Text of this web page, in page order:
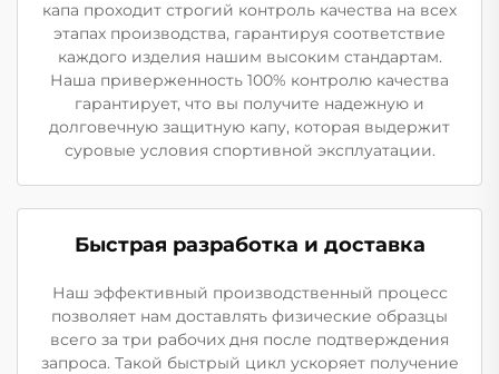
капа проходит строгий контроль качества на всех
этапах производства, гарантируя соответствие
каждого изделия нашим высоким стандартам.
Наша приверженность 100% контролю качества
гарантирует, что вы получите надежную и
долговечную защитную капу, которая выдержит
суровые условия спортивной эксплуатации.
Быстрая разработка и доставка
Наш эффективный производственный процесс
позволяет нам доставлять физические образцы
всего за три рабочих дня после подтверждения
запроса. Такой быстрый цикл ускоряет получение